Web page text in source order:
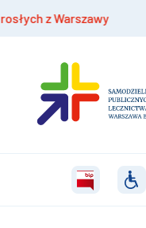
z Warszawy